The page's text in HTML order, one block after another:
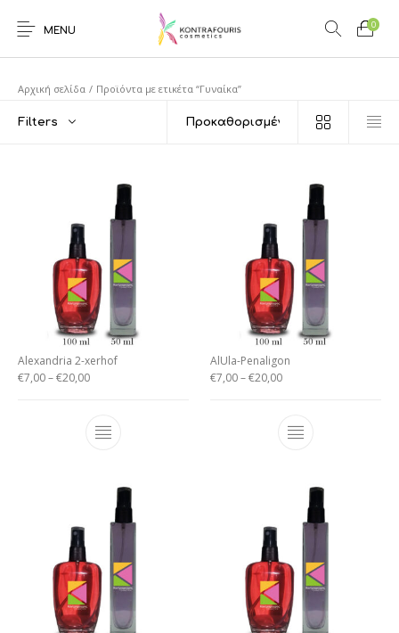
MENU
0
Αρχική σελίδα / Προϊόντα με ετικέτα “Γυναίκα”
Filters
Alexandria 2-xerhof
€7,00–€20,00
AlUla-Penaligon
€7,00–€20,00